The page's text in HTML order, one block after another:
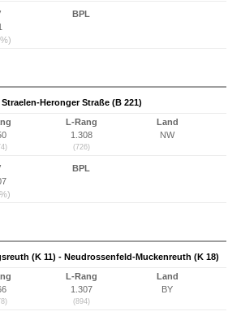
BPL
Heronger Straße (B 221)
L-Rang
1.308
(726)
Land
NW
BPL
(K 11) - Neudrossenfeld-Muckenreuth (K 18)
L-Rang
1.307
(894)
Land
BY